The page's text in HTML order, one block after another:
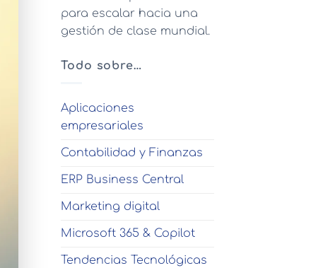
para escalar hacia una
gestión de clase mundial.
Todo sobre…
Aplicaciones
empresariales
Contabilidad y Finanzas
ERP Business Central
Marketing digital
Microsoft 365 & Copilot
Tendencias Tecnológicas